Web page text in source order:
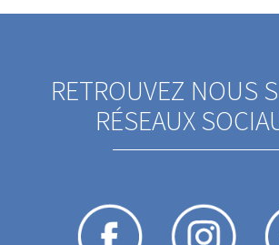
RETROUVEZ NOUS
RÉSEAUX